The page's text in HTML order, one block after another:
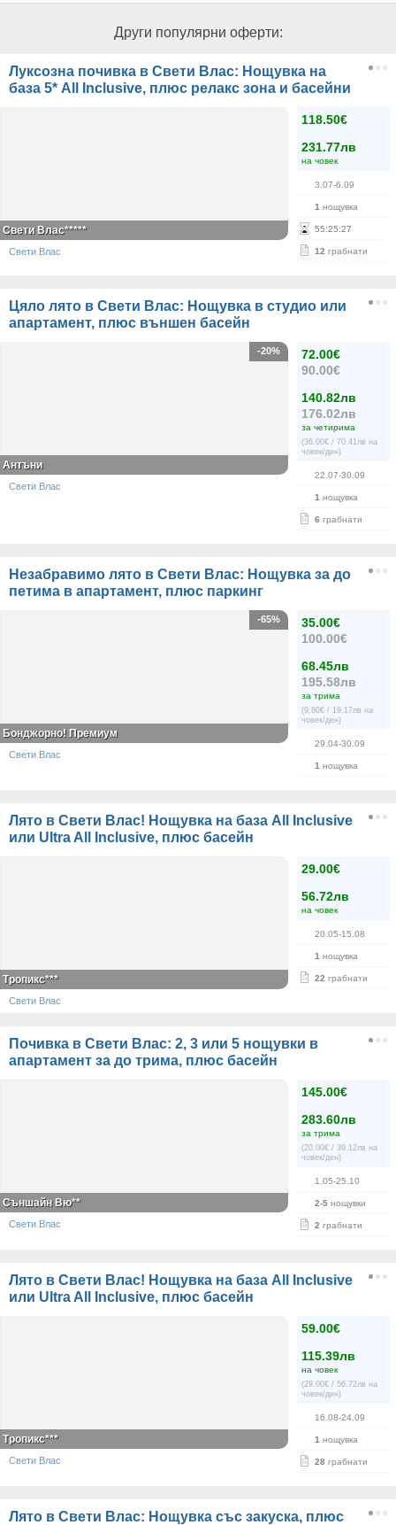
Други популярни оферти:
Луксозна почивка в Свети Влас: Нощувка на
база 5* All Inclusive, плюс релакс зона и басейни
118.50€
231.77лв
на човек
3.07-6.09
1 нощувка
55:25:27
12 грабнати
Свети Влас*****
Свети Влас
Цяло лято в Свети Влас: Нощувка в студио или
апартамент, плюс външен басейн
72.00€
90.00€
140.82лв
176.02лв
за четирима
(36.00€ / 70.41лв на
човек/ден)
22.07-30.09
1 нощувка
6 грабнати
-20%
Антъни
Свети Влас
Незабравимо лято в Свети Влас: Нощувка за до
петима в апартамент, плюс паркинг
35.00€
100.00€
68.45лв
195.58лв
за трима
(9.80€ / 19.17лв на
човек/ден)
29.04-30.09
1 нощувка
-65%
Бонджорно! Премиум
Свети Влас
Лято в Свети Влас! Нощувка на база All Inclusive
или Ultra All Inclusive, плюс басейн
29.00€
56.72лв
на човек
20.05-15.08
1 нощувка
22 грабнати
Тропикс***
Свети Влас
Почивка в Свети Влас: 2, 3 или 5 нощувки в
апартамент за до трима, плюс басейн
145.00€
283.60лв
за трима
(20.00€ / 39.12лв на
човек/ден)
1.05-25.10
2-5 нощувки
2 грабнати
Съншайн Вю**
Свети Влас
Лято в Свети Влас! Нощувка на база All Inclusive
или Ultra All Inclusive, плюс басейн
59.00€
115.39лв
на човек
(29.00€ / 56.72лв на
човек/ден)
16.08-24.09
1 нощувка
28 грабнати
Тропикс***
Свети Влас
Лято в Свети Влас: Нощувка със закуска, плюс